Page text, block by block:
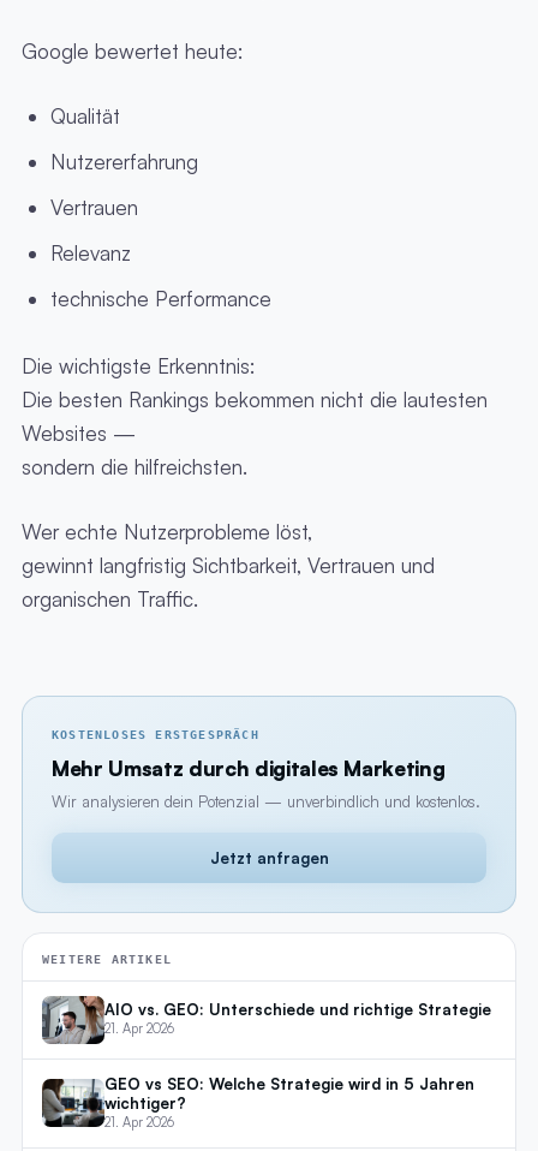
Google bewertet heute:
Qualität
Nutzererfahrung
Vertrauen
Relevanz
technische Performance
Die wichtigste Erkenntnis:
Die besten Rankings bekommen nicht die lautesten
Websites —
sondern die hilfreichsten.
Wer echte Nutzerprobleme löst,
gewinnt langfristig Sichtbarkeit, Vertrauen und
organischen Traffic.
KOSTENLOSES ERSTGESPRÄCH
Mehr Umsatz durch digitales Marketing
Wir analysieren dein Potenzial — unverbindlich und kostenlos.
Jetzt anfragen
WEITERE ARTIKEL
AIO vs. GEO: Unterschiede und richtige Strategie
21. Apr 2026
GEO vs SEO: Welche Strategie wird in 5 Jahren
wichtiger?
21. Apr 2026